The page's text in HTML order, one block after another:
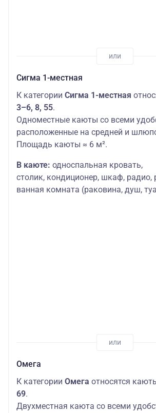
Сигма 1-местная
К категории Сигма 1-местная
3–6, 8, 55.
Одноместные каюты со всеми
расположенные на средней и
Площадь каюты ≈ 6 м².
В каюте: односпальная кровать,
столик, кондиционер, шкаф, радио,
ванная комната (раковина, душ,
Омега
К категории Омега относятся
69.
Двухместная каюта со всеми